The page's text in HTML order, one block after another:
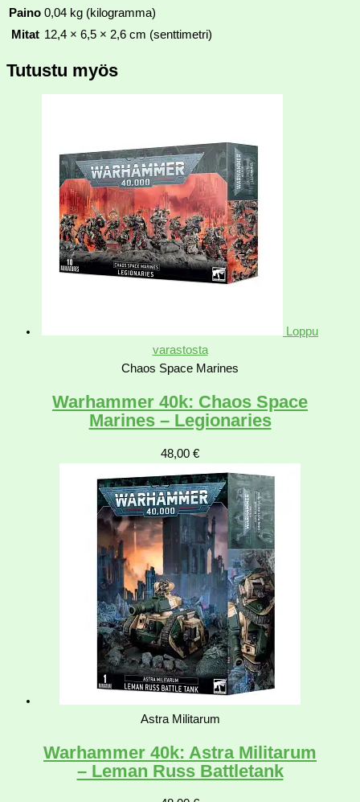
Paino 0,04 kg (kilogramma)
Mitat 12,4 × 6,5 × 2,6 cm (senttimetri)
Tutustu myös
Loppu
varastosta
Chaos Space Marines
Warhammer 40k: Chaos Space
Marines – Legionaries
48,00 €
Astra Militarum
Warhammer 40k: Astra Militarum
– Leman Russ Battletank